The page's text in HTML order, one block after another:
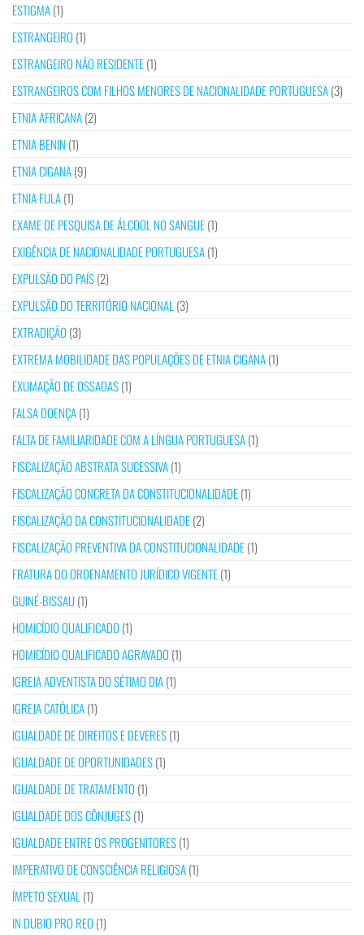
ESTIGMA(1)
ESTRANGEIRO (1)
ESTRANGEIRO NÃO RESIDENTE(1)
ESTRANGEIROS COM FILHOS MENORES DE NACIONALIDADE PORTUGUESA(3)
ETNIA AFRICANA(2)
ETNIA BENIN (1)
ETNIA CIGANA(9)
ETNIA FULA(1)
EXAME DE PESQUISA DE ÁLCOOL NO SANGUE(1)
EXIGÊNCIA DE NACIONALIDADE PORTUGUESA(1)
EXPULSÃO DO PAÍS(2)
EXPULSÃO DO TERRITÓRIO NACIONAL (3)
EXTRADIÇÃO (3)
EXTREMA MOBILIDADE DAS POPULAÇÕES DE ETNIA CIGANA(1)
EXUMAÇÃO DE OSSADAS(1)
FALSA DOENÇA(1)
FALTA DE FAMILIARIDADE COM A LÍNGUA PORTUGUESA(1)
FISCALIZAÇÃO ABSTRATA SUCESSIVA(1)
FISCALIZAÇÃO CONCRETA DA CONSTITUCIONALIDADE(1)
FISCALIZAÇÃO DA CONSTITUCIONALIDADE(2)
FISCALIZAÇÃO PREVENTIVA DA CONSTITUCIONALIDADE(1)
FRATURA DO ORDENAMENTO JURÍDICO VIGENTE(1)
GUINÉ-BISSAU(1)
HOMICÍDIO QUALIFICADO (1)
HOMICÍDIO QUALIFICADO AGRAVADO (1)
IGREJA ADVENTISTA DO SÉTIMO DIA(1)
IGREJA CATÓLICA(1)
IGUALDADE DE DIREITOS E DEVERES(1)
IGUALDADE DE OPORTUNIDADES(1)
IGUALDADE DE TRATAMENTO (1)
IGUALDADE DOS CÔNJUGES(1)
IGUALDADE ENTRE OS PROGENITORES(1)
IMPERATIVO DE CONSCIÊNCIA RELIGIOSA(1)
ÍMPETO SEXUAL (1)
IN DUBIO PRO REO (1)